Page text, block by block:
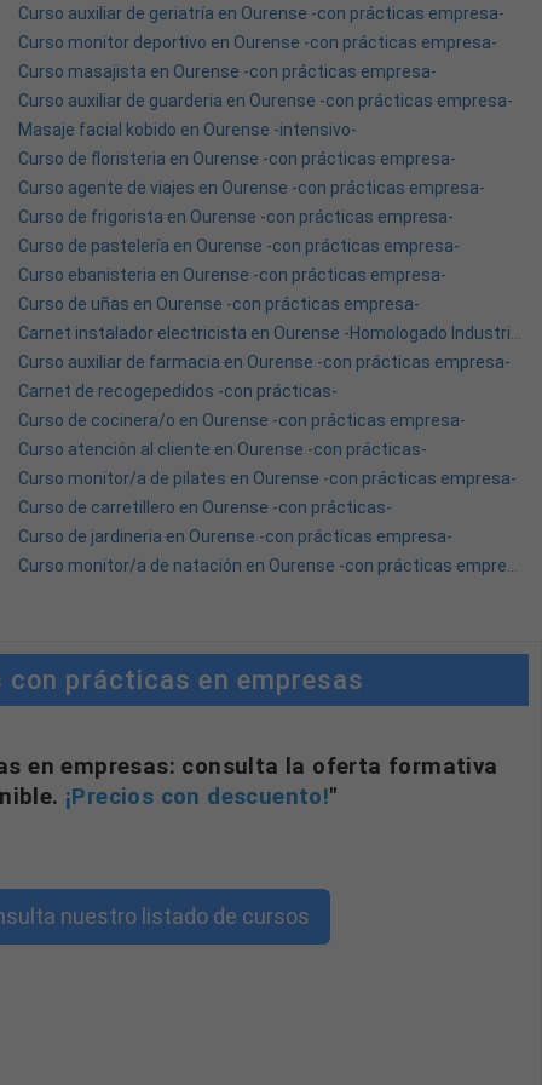
Curso auxiliar de geriatría en Ourense -con prácticas empresa-
Curso monitor deportivo en Ourense -con prácticas empresa-
Curso masajista en Ourense -con prácticas empresa-
Curso auxiliar de guarderia en Ourense -con prácticas empresa-
Masaje facial kobido en Ourense -intensivo-
Curso de floristeria en Ourense -con prácticas empresa-
Curso agente de viajes en Ourense -con prácticas empresa-
Curso de frigorista en Ourense -con prácticas empresa-
Curso de pastelería en Ourense -con prácticas empresa-
Curso ebanisteria en Ourense -con prácticas empresa-
Curso de uñas en Ourense -con prácticas empresa-
Curso auxiliar de farmacia en Ourense -con prácticas empresa-
Carnet de recogepedidos -con prácticas-
Curso de cocinera/o en Ourense -con prácticas empresa-
Curso atención al cliente en Ourense -con prácticas-
Curso monitor/a de pilates en Ourense -con prácticas empresa-
Curso de carretillero en Ourense -con prácticas-
Curso de jardineria en Ourense -con prácticas empresa-
con prácticas en empresas
en empresas: consulta la oferta formativa
¡Precios con descuento!"
nuestro listado de cursos